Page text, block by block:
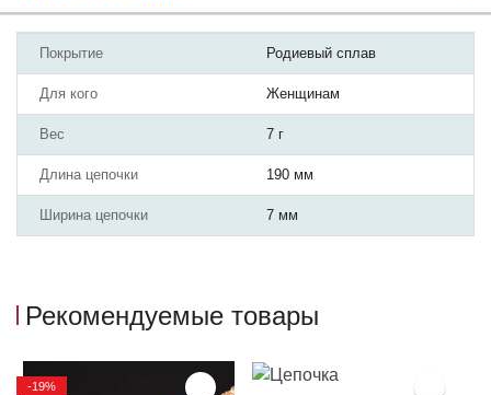
Покрытие Родиевый сплав
Для кого Женщинам
Вес 7 г
Длина цепочки 190 мм
Ширина цепочки 7 мм
Рекомендуемые товары
-19%